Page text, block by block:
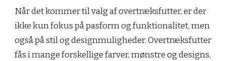
Når det kommer til valg af overtræksfutter, er der
ikke kun fokus på pasform og funktionalitet, men
også på stil og designmuligheder. Overtræksfutter
fås i mange forskellige farver, mønstre og designs,